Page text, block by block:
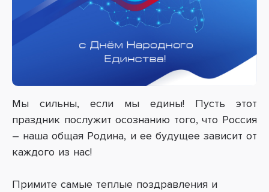
Мы сильны, если мы едины! Пусть этот
праздник послужит осознанию того, что Россия
– наша общая Родина, и ее будущее зависит от
каждого из нас!
Примите самые теплые поздравления и